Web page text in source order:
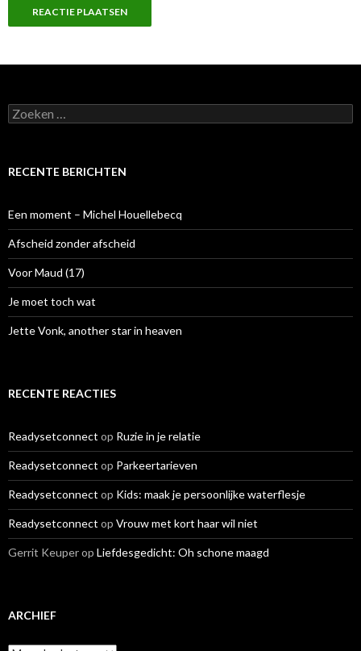
Z
o
e
a
a
r
:
RECENTE BERICHTEN
Een moment – Michel Houellebecq
Afscheid zonder afscheid
Voor Maud (17)
Je moet toch wat
Jette Vonk, another star in heaven
RECENTE REACTIES
Readysetconnect op Ruzie in je relatie
Readysetconnect op Parkeertarieven
Readysetconnect op Kids: maak je persoonlijke waterflesje
Readysetconnect op Vrouw met kort haar wil niet
Gerrit Keuperop Liefdesgedicht: Oh schone maagd
ARCHIEF